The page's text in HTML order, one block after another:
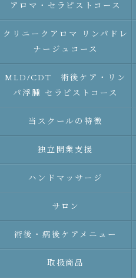
アロマ・セラピストコース
クリニークアロマ リンパドレ
ナージュコース
MLD/CDT 術後ケア・リン
パ浮腫 セラピストコース
当スクールの特徴
独立開業支援
ハンドマッサージ
サロン
術後・病後ケアメニュー
取扱商品